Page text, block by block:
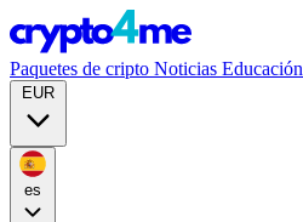
Paquetes de cripto Noticias Educación